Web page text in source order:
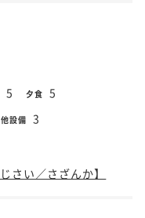
5 夕食 5
設備 3
さい／さざんか】